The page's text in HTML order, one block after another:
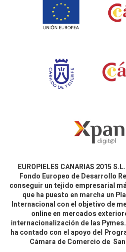
EUROPIELES CANARIAS 2015
Fondo Europeo de Desarrollo
conseguir un tejido empresarial
que ha puesto en marcha un
Internacional con el objetivo de
online en mercados
internacionalización de las
ha contado con el apoyo del
Cámara de Comercio de